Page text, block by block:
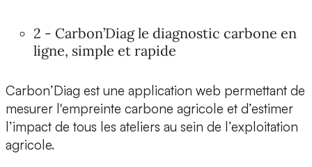
2 - Carbon’Diag le diagnostic carbone en
ligne, simple et rapide
Carbon’Diag est une application web permettant de
mesurer l'empreinte carbone agricole et d’estimer
l’impact de tous les ateliers au sein de l’exploitation
agricole.